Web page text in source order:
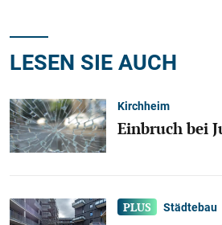
LESEN SIE AUCH
Kirchheim
Einbruch bei
Städtebau